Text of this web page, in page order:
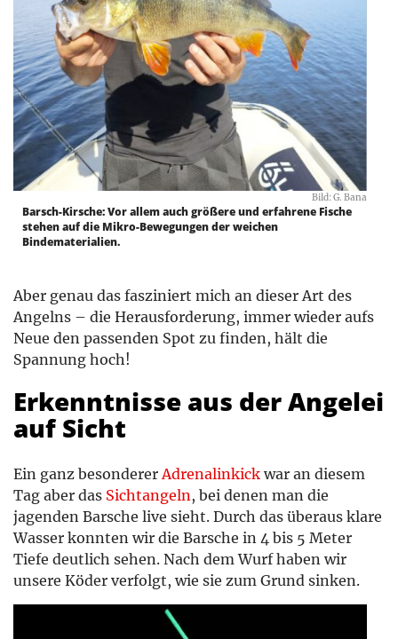
Bild: G. Bana
Barsch-Kirsche: Vor allem auch größere und erfahrene Fische
stehen auf die Mikro-Bewegungen der weichen
Bindematerialien.
Aber genau das fasziniert mich an dieser Art des
Angelns – die Herausforderung, immer wieder aufs
Neue den passenden Spot zu finden, hält die
Spannung hoch!
Erkenntnisse aus der Angelei
auf Sicht
Ein ganz besondererAdrenalinkick war an diesem
Tag aber das Sichtangeln, bei denen man die
jagenden Barsche live sieht. Durch das überaus klare
Wasser konnten wir die Barsche in 4 bis 5 Meter
Tiefe deutlich sehen. Nach dem Wurf haben wir
unsere Köder verfolgt, wie sie zum Grund sinken.